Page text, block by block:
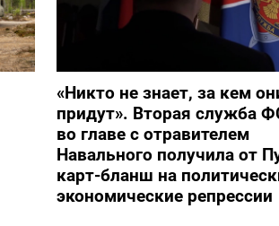
«Никто не знает, за кем
придут». Вторая служба
во главе с отравителем
Навального получила от
карт-бланш на
экономические репрессии